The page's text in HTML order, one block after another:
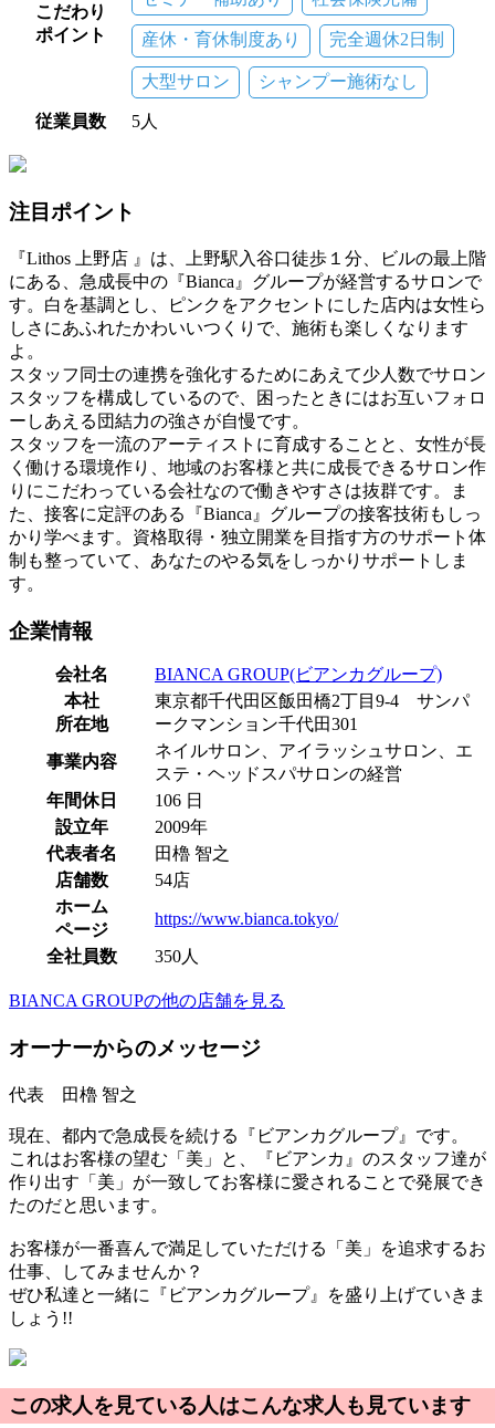
こだわり
ポイント
産休・育休制度あり 完全週休2日制
大型サロン シャンプー施術なし
従業員数 5人
注目ポイント
『Lithos 上野店 』は、上野駅入谷口徒歩１分、ビルの最上階
にある、急成長中の『Bianca』グループが経営するサロンで
す。白を基調とし、ピンクをアクセントにした店内は女性ら
しさにあふれたかわいいつくりで、施術も楽しくなります
よ。
スタッフ同士の連携を強化するためにあえて少人数でサロン
スタッフを構成しているので、困ったときにはお互いフォロ
ーしあえる団結力の強さが自慢です。
スタッフを一流のアーティストに育成することと、女性が長
く働ける環境作り、地域のお客様と共に成長できるサロン作
りにこだわっている会社なので働きやすさは抜群です。ま
た、接客に定評のある『Bianca』グループの接客技術もしっ
かり学べます。資格取得・独立開業を目指す方のサポート体
制も整っていて、あなたのやる気をしっかりサポートしま
す。
企業情報
会社名
BIANCA GROUP(ビアンカグループ)
本社
所在地
東京都千代田区飯田橋2丁目9-4 サンパ
ークマンション千代田301
事業内容
ネイルサロン、アイラッシュサロン、エ
ステ・ヘッドスパサロンの経営
年間休日
106 日
設立年
2009年
代表者名
田櫓 智之
店舗数
54店
ホーム
ページ
https://www.bianca.tokyo/
全社員数
350人
BIANCA GROUPの他の店舗を見る
オーナーからのメッセージ
代表 田櫓 智之
現在、都内で急成長を続ける『ビアンカグループ』です。
これはお客様の望む「美」と、『ビアンカ』のスタッフ達が
作り出す「美」が一致してお客様に愛されることで発展でき
たのだと思います。
お客様が一番喜んで満足していただける「美」を追求するお
仕事、してみませんか？
ぜひ私達と一緒に『ビアンカグループ』を盛り上げていきま
しょう!!
この求人を見ている人はこんな求人も見ています